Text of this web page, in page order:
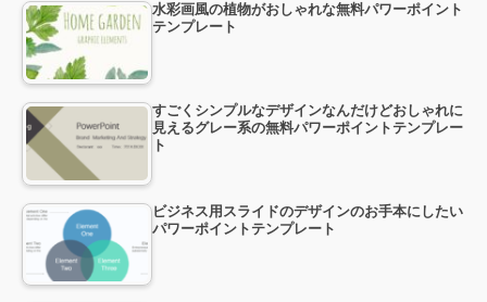
水彩画風の植物がおしゃれな無料パワーポイント
テンプレート
すごくシンプルなデザインなんだけどおしゃれに
見えるグレー系の無料パワーポイントテンプレー
ト
ビジネス用スライドのデザインのお手本にしたい
パワーポイントテンプレート